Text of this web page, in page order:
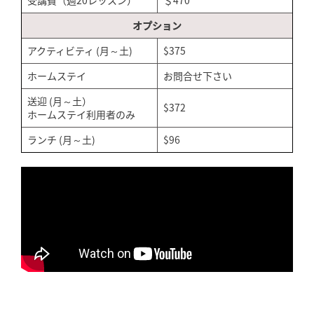
オプション
アクティビティ (月～土)
$375
ホームステイ
お問合せ下さい
送迎 (月～土）
ホームステイ利用者のみ
$372
ランチ (月～土) $96